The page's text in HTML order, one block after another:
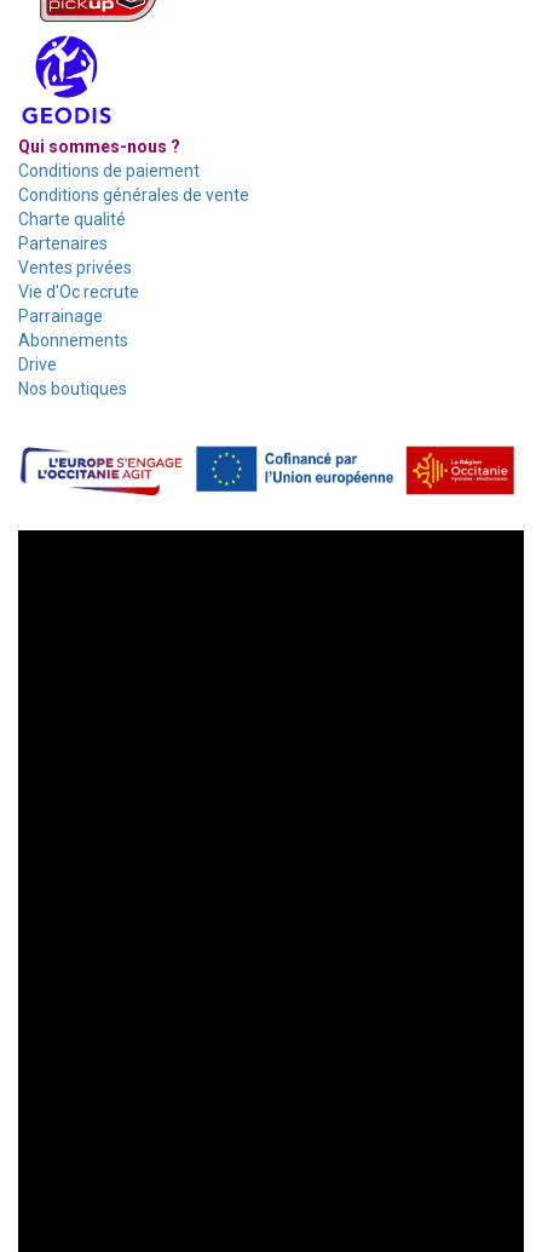
Qui sommes-nous ?
Conditions de paiement
Conditions générales de vente
Charte qualité
Partenaires
Ventes privées
Vie d'Oc recrute
Parrainage
Abonnements
Drive
Nos boutiques